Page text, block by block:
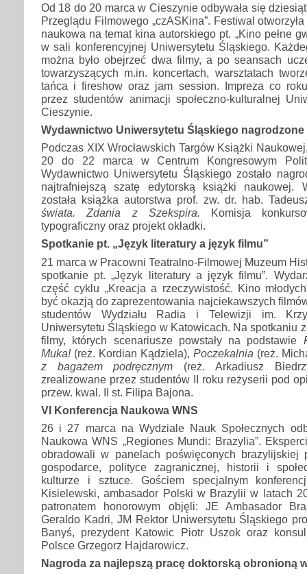
Od 18 do 20 marca w Cieszynie odbywała się
Przeglądu Filmowego „czASKina”. Festiwal
naukowa na temat kina autorskiego pt. „Kino pełne
w sali konferencyjnej Uniwersytetu Śląskiego.
można było obejrzeć dwa filmy, a po seansach
towarzyszących m.in. koncertach, warsztatach
tańca i fireshow oraz jam session. Impreza co
przez studentów animacji społeczno-kulturalnej
Cieszynie.
Wydawnictwo Uniwersytetu Śląskiego nagrodzone
Podczas XIX Wrocławskich Targów Książki
20 do 22 marca w Centrum Kongresowym
Wydawnictwo Uniwersytetu Śląskiego zostało
najtrafniejszą szatę edytorską książki naukowej.
została książka autorstwa prof. zw. dr. hab.
świata. Zdania z Szekspira. Komisja
typograficzny oraz projekt okładki.
Spotkanie pt. „Język literatury a język filmu”
21 marca w Pracowni Teatralno-Filmowej Muzeum
spotkanie pt. „Język literatury a język filmu”.
część cyklu „Kreacja a rzeczywistość. Kino
być okazją do zaprezentowania najciekawszych
studentów Wydziału Radia i Telewizji im.
Uniwersytetu Śląskiego w Katowicach. Na spotkaniu
filmy, których scenariusze powstały na podstawie
Muka!(reż. Kordian Kądziela), Poczekalnia (reż.
z bagażem podręcznym (reż. Arkadiusz
zrealizowane przez studentów II roku reżyserii pod
przew. kwal. II st. Filipa Bajona.
VI Konferencja Naukowa WNS
26 i 27 marca na Wydziale Nauk Społecznych
Naukowa WNS „Regiones Mundi: Brazylia”.
obradowali w panelach poświęconych brazylijskiej
gospodarce, polityce zagranicznej, historii i
kulturze i sztuce. Gościem specjalnym
Kisielewski, ambasador Polski w Brazylii w latach
patronatem honorowym objęli: JE Ambasador
Geraldo Kadri, JM Rektor Uniwersytetu Śląskiego
Banyś, prezydent Katowic Piotr Uszok oraz
Polsce Grzegorz Hajdarowicz.
Nagroda za najlepszą pracę doktorską obronioną